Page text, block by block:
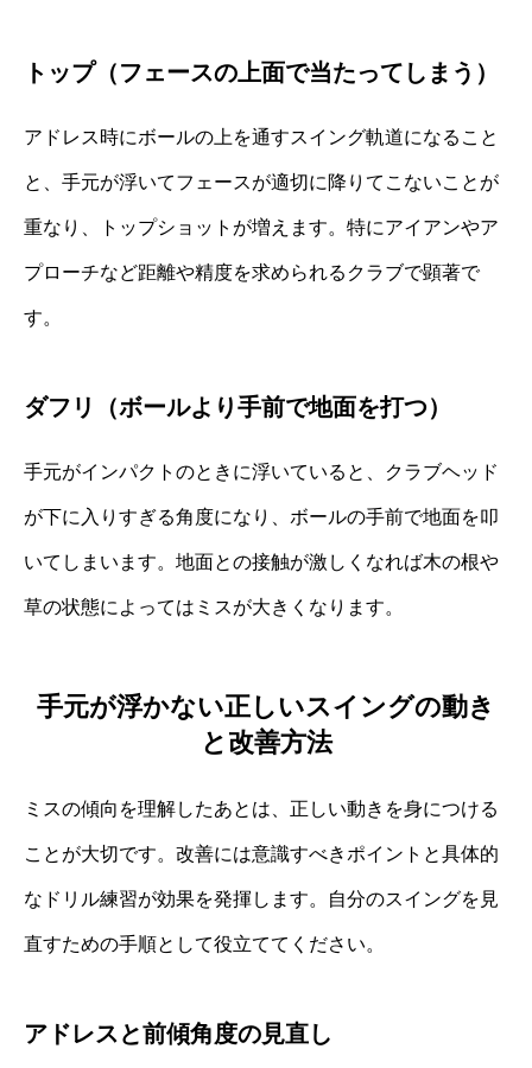
トップ（フェースの上面で当たってしまう）
アドレス時にボールの上を通すスイング軌道になること
と、手元が浮いてフェースが適切に降りてこないことが
重なり、トップショットが増えます。特にアイアンやア
プローチなど距離や精度を求められるクラブで顕著で
す。
ダフリ（ボールより手前で地面を打つ）
手元がインパクトのときに浮いていると、クラブヘッド
が下に入りすぎる角度になり、ボールの手前で地面を叩
いてしまいます。地面との接触が激しくなれば木の根や
草の状態によってはミスが大きくなります。
手元が浮かない正しいスイングの動き
と改善方法
ミスの傾向を理解したあとは、正しい動きを身につける
ことが大切です。改善には意識すべきポイントと具体的
なドリル練習が効果を発揮します。自分のスイングを見
直すための手順として役立ててください。
アドレスと前傾角度の見直し